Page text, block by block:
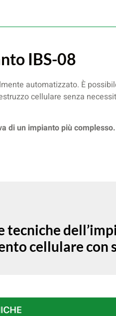
IBS-08
automatizzato. È
cellulare senza
di un impianto più complesso.
cellulare con